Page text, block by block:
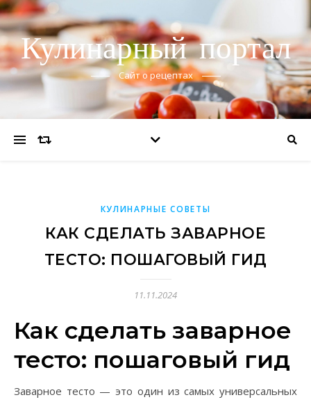
Кулинарный портал
Сайт о рецептах
КУЛИНАРНЫЕ СОВЕТЫ
КАК СДЕЛАТЬ ЗАВАРНОЕ
ТЕСТО: ПОШАГОВЫЙ ГИД
11.11.2024
Как сделать заварное
тесто: пошаговый гид
Заварное тесто — это один из самых универсальных